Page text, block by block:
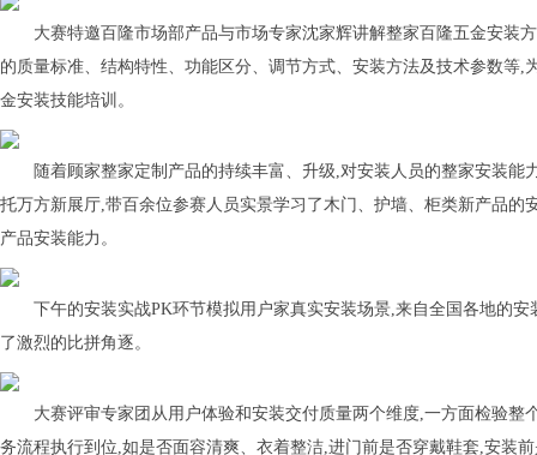
大赛特邀百隆市场部产品与市场专家沈家辉讲解整家百隆五金安装
的质量标准、结构特性、功能区分、调节方式、安装方法及技术参数等,
金安装技能培训。
随着顾家整家定制产品的持续丰富、升级,对安装人员的整家安装能
托万方新展厅,带百余位参赛人员实景学习 了木门、护墙、柜类新产品的
产品安装能力。
下午的安装实战PK环节模拟用户家真实安装场景,来自全国各地的
了激烈的比拼角逐。
大赛评审专家团从用户体验和安装交付质量两个维度,一方面检验整
务流程执行到位,如是否面容清爽、衣着整洁,进门前是否穿戴鞋套,安装